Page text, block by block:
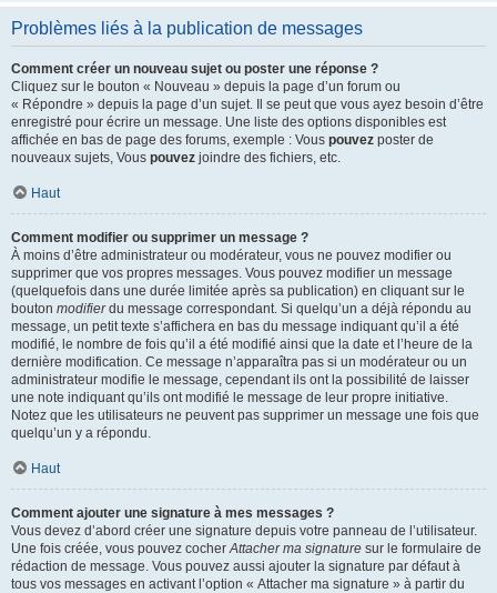
Problèmes liés à la publication de messages
Comment créer un nouveau sujet ou poster une réponse ?
Cliquez sur le bouton « Nouveau » depuis la page d’un forum ou
« Répondre » depuis la page d’un sujet. Il se peut que vous ayez besoin d’être
enregistré pour écrire un message. Une liste des options disponibles est
affichée en bas de page des forums, exemple : Vous pouvez poster de
nouveaux sujets, Vous pouvez joindre des fichiers, etc.
Haut
Comment modifier ou supprimer un message ?
À moins d’être administrateur ou modérateur, vous ne pouvez modifier ou
supprimer que vos propres messages. Vous pouvez modifier un message
(quelquefois dans une durée limitée après sa publication) en cliquant sur le
bouton modifierdu message correspondant. Si quelqu’un a déjà répondu au
message, un petit texte s’affichera en bas du message indiquant qu’il a été
modifié, le nombre de fois qu’il a été modifié ainsi que la date et l’heure de la
dernière modification. Ce message n’apparaîtra pas si un modérateur ou un
administrateur modifie le message, cependant ils ont la possibilité de laisser
une note indiquant qu’ils ont modifié le message de leur propre initiative.
Notez que les utilisateurs ne peuvent pas supprimer un message une fois que
quelqu’un y a répondu.
Haut
Comment ajouter une signature à mes messages ?
Vous devez d’abord créer une signature depuis votre panneau de l’utilisateur.
Une fois créée, vous pouvez cocherAttacher ma signature sur le formulaire de
rédaction de message. Vous pouvez aussi ajouter la signature par défaut à
tous vos messages en activant l’option « Attacher ma signature » à partir du